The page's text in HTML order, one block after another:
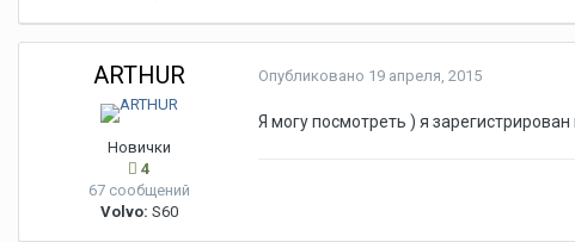
ARTHUR
Новички
4
67 сообщений
Volvo: S60
Опубликовано 19 апреля, 2015
Я могу посмотреть ) я